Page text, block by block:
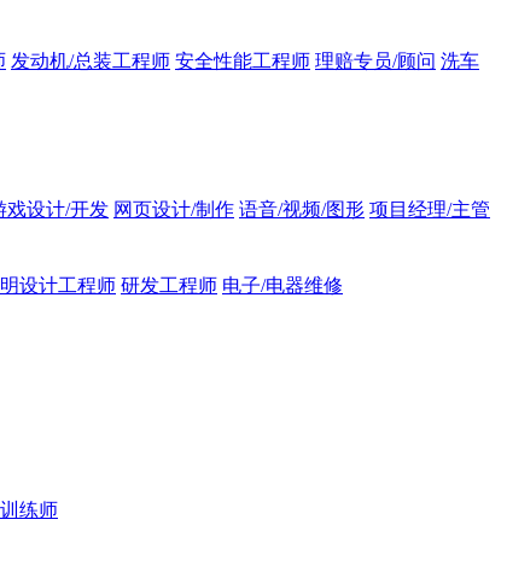
发动机/总装工程师 安全性能工程师 理赔专员/顾问 洗车
戏设计/开发 网页设计/制作 语音/视频/图形 项目经理/主管
设计工程师 研发工程师 电子/电器维修
练师